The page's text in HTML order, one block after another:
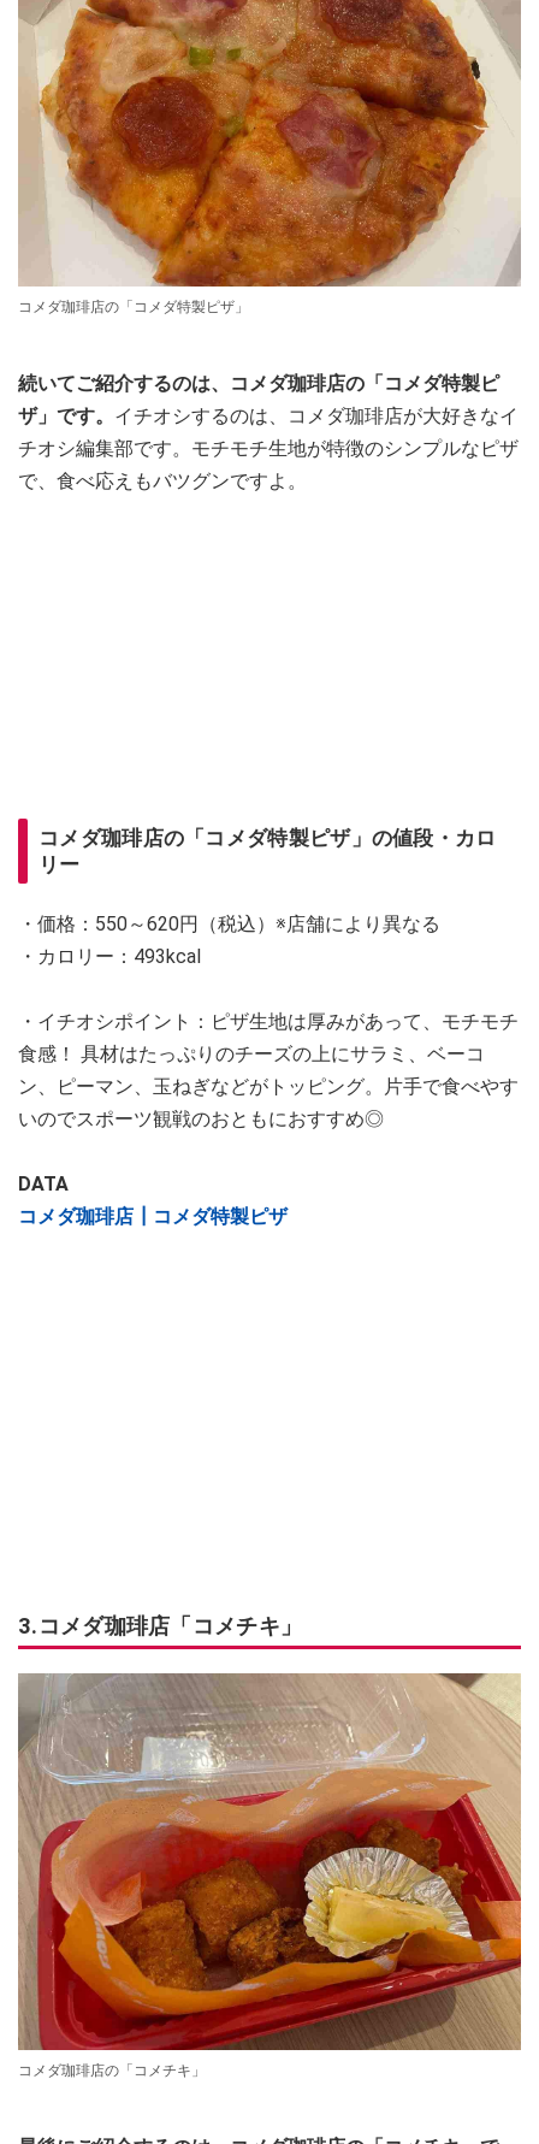
コメダ珈琲店の「コメダ特製ピザ」
続いてご紹介するのは、コメダ珈琲店の「コメダ特製ピ
ザ」です。 イチオシするのは、コメダ珈琲店が大好きなイ
チオシ編集部です。モチモチ生地が特徴のシンプルなピザ
で、食べ応えもバツグンですよ。
コメダ珈琲店の「コメダ特製ピザ」の値段・カロ
リー
・価格：550～620円（税込）※店舗により異なる
・カロリー：493kcal
・イチオシポイント：ピザ生地は厚みがあって、モチモチ
食感！ 具材はたっぷりのチーズの上にサラミ、ベーコ
ン、ピーマン、玉ねぎなどがトッピング。片手で食べやす
いのでスポーツ観戦のおともにおすすめ◎
DATA
コメダ珈琲店┃コメダ特製ピザ
3.コメダ珈琲店「コメチキ」
コメダ珈琲店の「コメチキ」